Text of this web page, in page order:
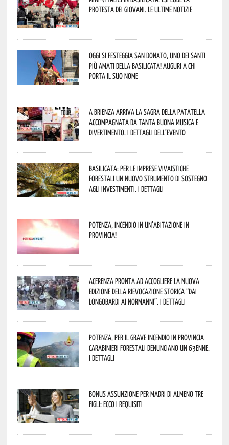
protesta dei giovani. Le ultime notizie
Oggi si festeggia San Donato, uno dei Santi
più amati della Basilicata! Auguri a chi
porta il suo nome
A Brienza arriva la Sagra della Patatella
accompagnata da tanta buona musica e
divertimento. I dettagli dell’evento
Basilicata: per le imprese vivaistiche
forestali un nuovo strumento di sostegno
agli investimenti. I dettagli
Potenza, incendio in un’abitazione in
provincia!
Acerenza pronta ad accogliere la nuova
edizione della rievocazione storica “Dai
Longobardi ai Normanni”. I dettagli
Potenza, per il grave incendio in Provincia
Carabinieri forestali denunciano un 63enne.
I dettagli
Bonus assunzione per madri di almeno tre
figli: ecco i requisiti